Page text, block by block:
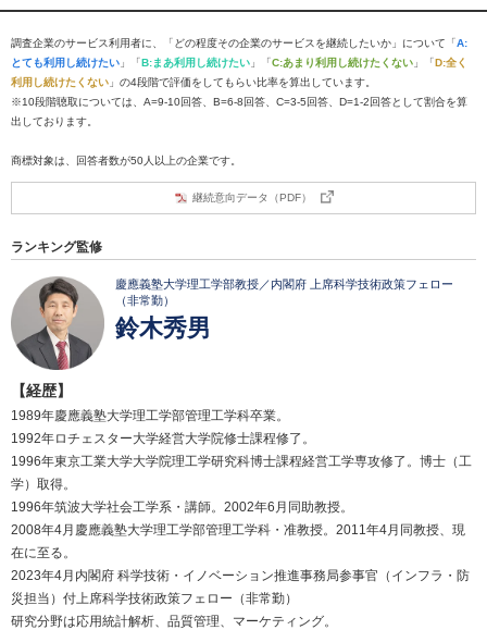
調査企業のサービス利用者に、「どの程度その企業のサービスを継続したいか」について「A:
とても利用し続けたい 」「B:まあ利用し続けたい 」「C:あまり利用し続けたくない 」「D:全く
利用し続けたくない 」の4段階で評価をしてもらい比率を算出しています。
※10段階聴取については、A=9-10回答、B=6-8回答、C=3-5回答、D=1-2回答として割合を算
出しております。
商標対象は、回答者数が50人以上の企業です。
継続意向データ（PDF）
ランキング監修
慶應義塾大学理工学部教授／内閣府 上席科学技術政策フェロー
（非常勤）
鈴木秀男
【経歴】
1989年慶應義塾大学理工学部管理工学科卒業。
1992年ロチェスター大学経営大学院修士課程修了。
1996年東京工業大学大学院理工学研究科博士課程経営工学専攻修了。博士（工
学）取得。
1996年筑波大学社会工学系・講師。2002年6月同助教授。
2008年4月慶應義塾大学理工学部管理工学科・准教授。2011年4月同教授、現
在に至る。
2023年4月内閣府 科学技術・イノベーション推進事務局参事官（インフラ・防
災担当）付上席科学技術政策フェロー（非常勤）
研究分野は応用統計解析、品質管理、マーケティング。